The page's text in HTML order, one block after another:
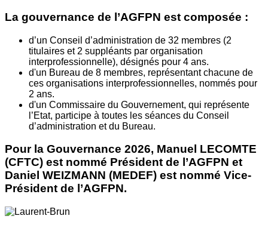
La gouvernance de l’AGFPN est composée :
d’un Conseil d’administration de 32 membres (2
titulaires et 2 suppléants par organisation
interprofessionnelle), désignés pour 4 ans.
d'un Bureau de 8 membres, représentant chacune de
ces organisations interprofessionnelles, nommés pour
2 ans.
d'un Commissaire du Gouvernement, qui représente
l’Etat, participe à toutes les séances du Conseil
d’administration et du Bureau.
Pour la Gouvernance 2026, Manuel LECOMTE
(CFTC) est nommé Président de l’AGFPN et
Daniel WEIZMANN (MEDEF) est nommé Vice-
Président de l’AGFPN.